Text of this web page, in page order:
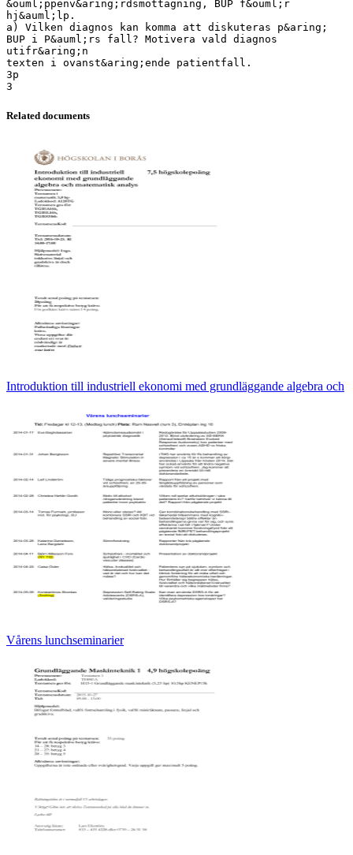
&ouml;ppenv&aring;rdsmottagning, BUP f&ouml;r
hj&auml;lp.
a) Vilken diagnos kan komma att diskuteras p&aring;
BUP i P&auml;rs fall? Motivera vald diagnos
utifr&aring;n
texten i ovanst&aring;ende patientfall.
3p
Related documents
Introduktion till industriell ekonomi med grundläggande algebra och
Vårens lunchseminarier